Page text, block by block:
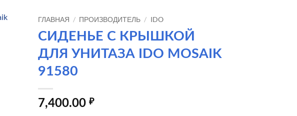
ГЛАВНАЯ / ПРОИЗВОДИТЕЛЬ / IDO
СИДЕНЬЕ С КРЫШКОЙ
ДЛЯ УНИТАЗА IDO MOSAIK
91580
7,400.00₽